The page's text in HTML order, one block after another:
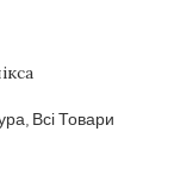
, Всі Товари